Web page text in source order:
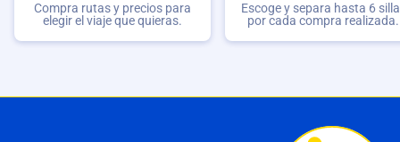
Compra rutas y precios para
elegir el viaje que quieras.
Escoge y separa hasta 6
por cada compra realizada.